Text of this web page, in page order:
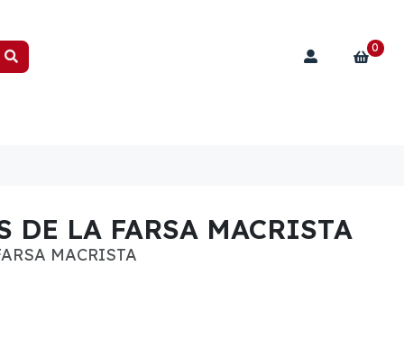
0
DE LA FARSA MACRISTA
MACRISTA